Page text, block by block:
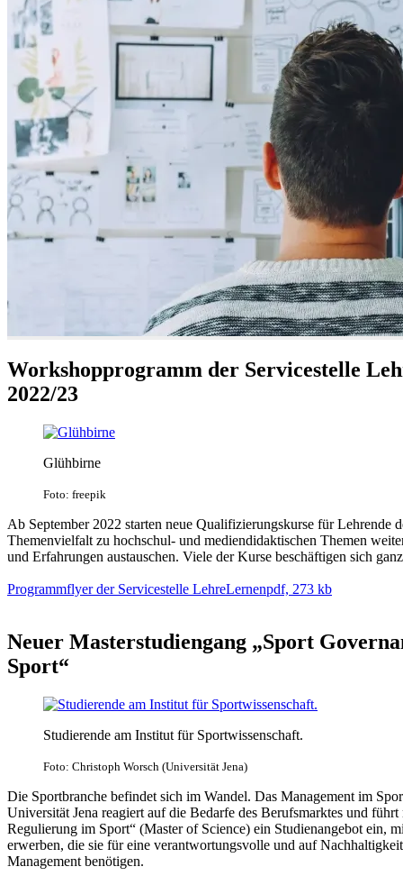
Workshopprogramm der Servicestelle
2022/23
Glühbirne
Foto: freepik
Ab September 2022 starten neue Qualifizierungskurse für Lehrende
Themenvielfalt zu hochschul- und mediendidaktischen Themen
und Erfahrungen austauschen. Viele der Kurse beschäftigen sich
Programmflyer der Servicestelle LehreLernenpdf, 273 kb
Neuer Masterstudiengang „Sport
Sport“
Studierende am Institut für Sportwissenschaft.
Foto: Christoph Worsch (Universität Jena)
Die Sportbranche befindet sich im Wandel. Das Management im
Universität Jena reagiert auf die Bedarfe des Berufsmarktes und
Regulierung im Sport“ (Master of Science) ein Studienangebot ein,
erwerben, die sie für eine verantwortungsvolle und auf
Management benötigen.